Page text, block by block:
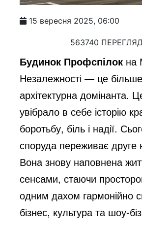
15 вересня 2025, 06:00
563740
Будинок Профспілок на
Незалежності — це
архітектурна домінанта.
увібрало в себе історію
боротьбу, біль і надії.
споруда переживає друге
Вона знову наповнена
сенсами, стаючи
одним дахом гармонійно
бізнес, культура та шоу-